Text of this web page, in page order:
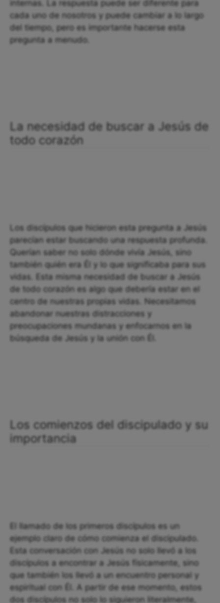
internas. La respuesta puede ser diferente para
cada uno de nosotros y puede cambiar a lo largo
del tiempo, pero es importante hacerse esta
pregunta a menudo.
La necesidad de buscar a Jesús de
todo corazón
Los discípulos que hicieron esta pregunta a Jesús
parecían estar buscando una respuesta profunda.
Querían saber no solo dónde vivía Jesús, sino
también quién era Él y lo que significaba para sus
vidas. Esta misma necesidad de buscar a Jesús
de todo corazón es algo que debería estar en el
centro de nuestras propias vidas. Necesitamos
abandonar nuestras distracciones y
preocupaciones mundanas y enfocarnos en la
búsqueda de Jesús y la unión con Él.
Los comienzos del discipulado y su
importancia
El llamado de los primeros discípulos es un
ejemplo claro de cómo comienza el discipulado.
Esta conversación con Jesús no solo llevó a los
discípulos a encontrar a Jesús físicamente, sino
que también los llevó a un encuentro personal y
espiritual con Él. A partir de ese momento, estos
dos discípulos no solo lo siguieron literalmente,